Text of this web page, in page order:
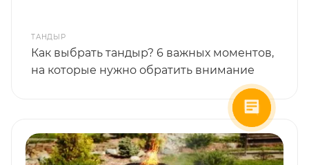
ТАНДЫР
Как выбрать тандыр? 6 важных моментов,
на которые нужно обратить внимание